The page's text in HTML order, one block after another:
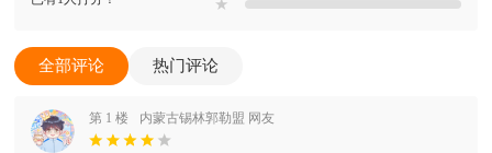
★
全部评论 热门评论
第 1 楼 内蒙古锡林郭勒盟 网友